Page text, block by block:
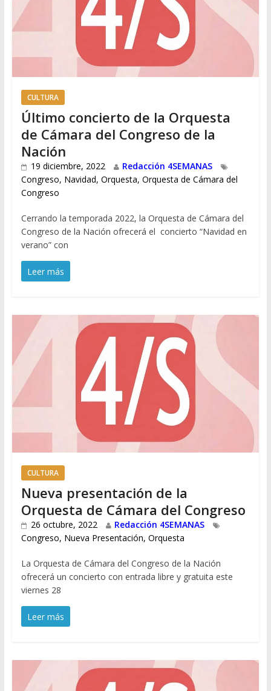
CULTURA
Último concierto de la Orquesta
de Cámara del Congreso de la
Nación
19 diciembre, 2022
Redacción 4SEMANAS
Congreso, Navidad, Orquesta, Orquesta de Cámara del
Congreso
Cerrando la temporada 2022, la Orquesta de Cámara del
Congreso de la Nación ofrecerá el concierto “Navidad en
verano” con
Leer más
CULTURA
Nueva presentación de la
Orquesta de Cámara del Congreso
26 octubre, 2022
Redacción 4SEMANAS
Congreso, Nueva Presentación, Orquesta
La Orquesta de Cámara del Congreso de la Nación
ofrecerá un concierto con entrada libre y gratuita este
viernes 28
Leer más